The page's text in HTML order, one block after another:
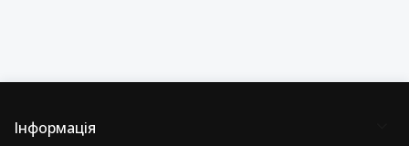
Інформація